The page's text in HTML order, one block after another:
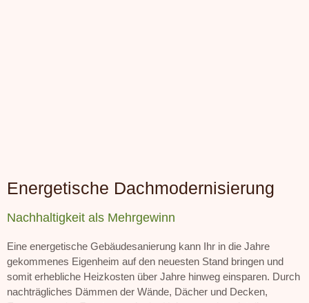
Energetische Dachmodernisierung
Nachhaltigkeit als Mehrgewinn
Eine energetische Gebäudesanierung kann Ihr in die Jahre
gekommenes Eigenheim auf den neuesten Stand bringen und
somit erhebliche Heizkosten über Jahre hinweg einsparen. Durch
nachträgliches Dämmen der Wände, Dächer und Decken,